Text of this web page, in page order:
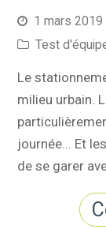
1 mars 2019
Test
Le
milieu urbain.
journée... Et
de se garer